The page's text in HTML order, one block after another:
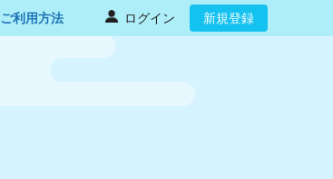
ご利用方法 ログイン 新規登録